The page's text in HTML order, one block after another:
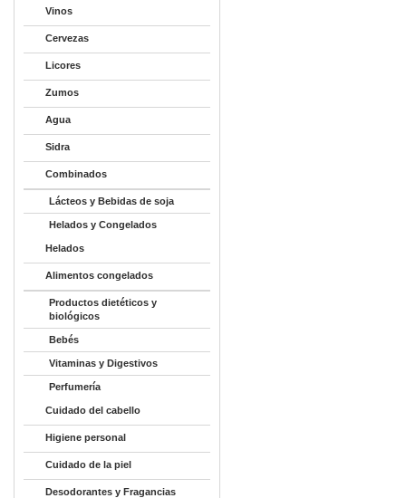
Vinos
Cervezas
Licores
Zumos
Agua
Sidra
Combinados
Lácteos y Bebidas de soja
Helados y Congelados
Helados
Alimentos congelados
Productos dietéticos y
biológicos
Bebés
Vitaminas y Digestivos
Perfumería
Cuidado del cabello
Higiene personal
Cuidado de la piel
Desodorantes y Fragancias